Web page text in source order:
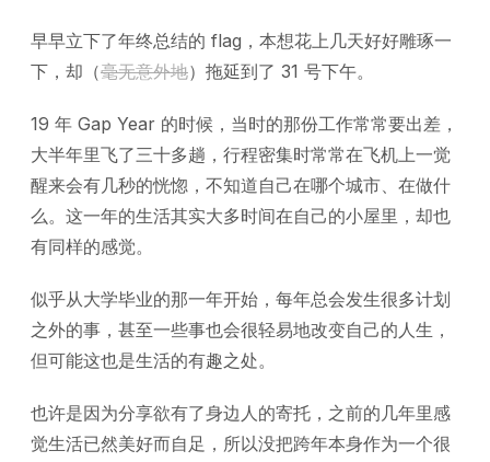
早早立下了年终总结的 flag，本想花上几天好好雕琢一
下，却（毫无意外地）拖延到了 31 号下午。
19 年 Gap Year 的时候，当时的那份工作常常要出差，
大半年里飞了三十多趟，行程密集时常常在飞机上一觉
醒来会有几秒的恍惚，不知道自己在哪个城市、在做什
么。这一年的生活其实大多时间在自己的小屋里，却也
有同样的感觉。
似乎从大学毕业的那一年开始，每年总会发生很多计划
之外的事，甚至一些事也会很轻易地改变自己的人生，
但可能这也是生活的有趣之处。
也许是因为分享欲有了身边人的寄托，之前的几年里感
觉生活已然美好而自足，所以没把跨年本身作为一个很